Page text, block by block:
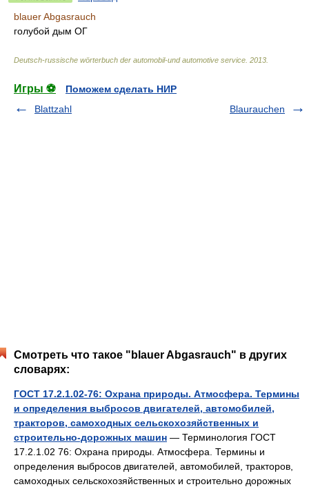
blauer Abgasrauch
голубой дым ОГ
Deutsch-russische wörterbuch der automobil-und automotive service 2013
Игры ⚽
Поможем сделать НИР
Blattzahl
Blaurauchen
Смотреть что такое "blauer Abgasrauch" в других
словарях:
ГОСТ 17.2.1.02-76: Охрана природы. Атмосфера. Термины
и определения выбросов двигателей, автомобилей,
тракторов, самоходных сельскохозяйственных и
строительно-дорожных машин — Терминология ГОСТ
17.2.1.02 76: Охрана природы. Атмосфера. Термины и
определения выбросов двигателей, автомобилей, тракторов,
самоходных сельскохозяйственных и строительно дорожных